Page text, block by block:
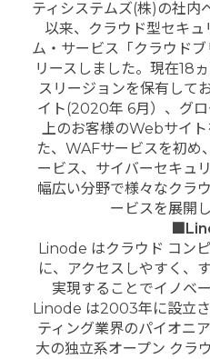
ティシステムズ(株)の社内
以来、クラウド型セキ
ム・サービス「クラウド
リースしました。現在18
スリージョンを保有して
イト(2020年 6月）、グ
上のお客様のWebサイト
た、WAFサービスを初
ービス、サイバーセキュ
幅広い分野で様々なクラ
ービスを展開
Linode はクラウド コン
に、アクセスしやすく、
実現することでイノベ
Linode は2003年に設立
ティング業界のパイオニ
大の独立系オープン クラ